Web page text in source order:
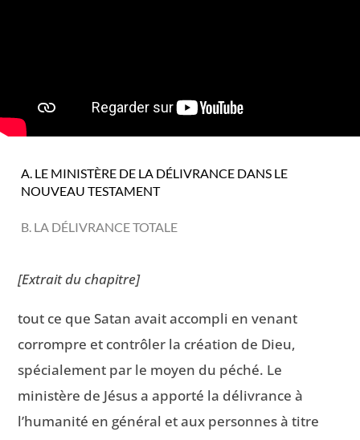
A. LE MINISTÈRE DE LA DÉLIVRANCE DANS LE
NOUVEAU TESTAMENT
B. LA DÉLIVRANCE TOTALE
[Extrait du chapitre]
tout ce que Satan avait accompli en venant
corrompre et contrôler la création de Dieu,
spécialement par le moyen du péché. Le
ministère de Jésus a apporté la délivrance à
l’humanité en général et aux personnes à titre